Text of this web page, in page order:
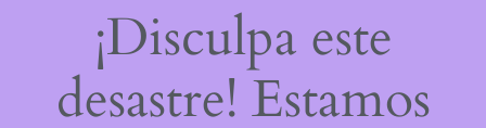
¡Disculpa este
desastre! Estamos